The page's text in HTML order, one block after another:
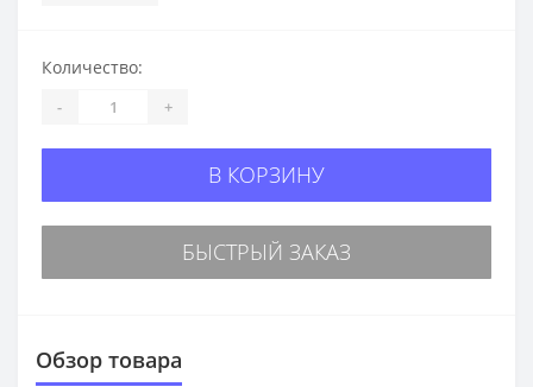
Количество:
- +
В КОРЗИНУ
БЫСТРЫЙ ЗАКАЗ
Обзор товара